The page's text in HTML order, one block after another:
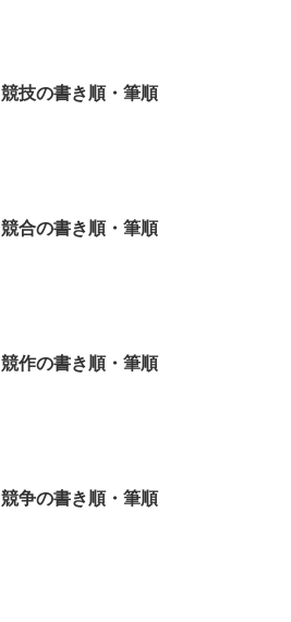
競技の書き順・筆順
競合の書き順・筆順
競作の書き順・筆順
競争の書き順・筆順